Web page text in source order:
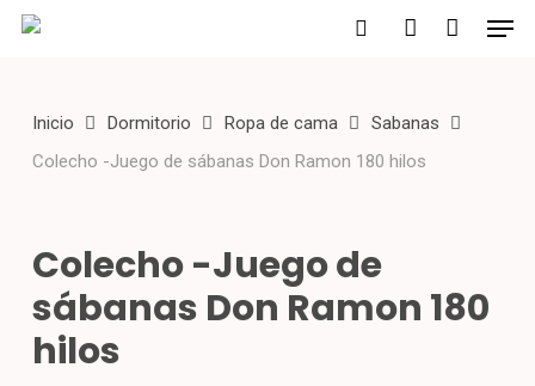
Skip
content
Inicio Dormitorio Ropa de cama
Sabanas
Colecho -Juego de sábanas Don Ramon 180 hilos
Colecho -Juego de
sábanas Don Ramon 180
hilos